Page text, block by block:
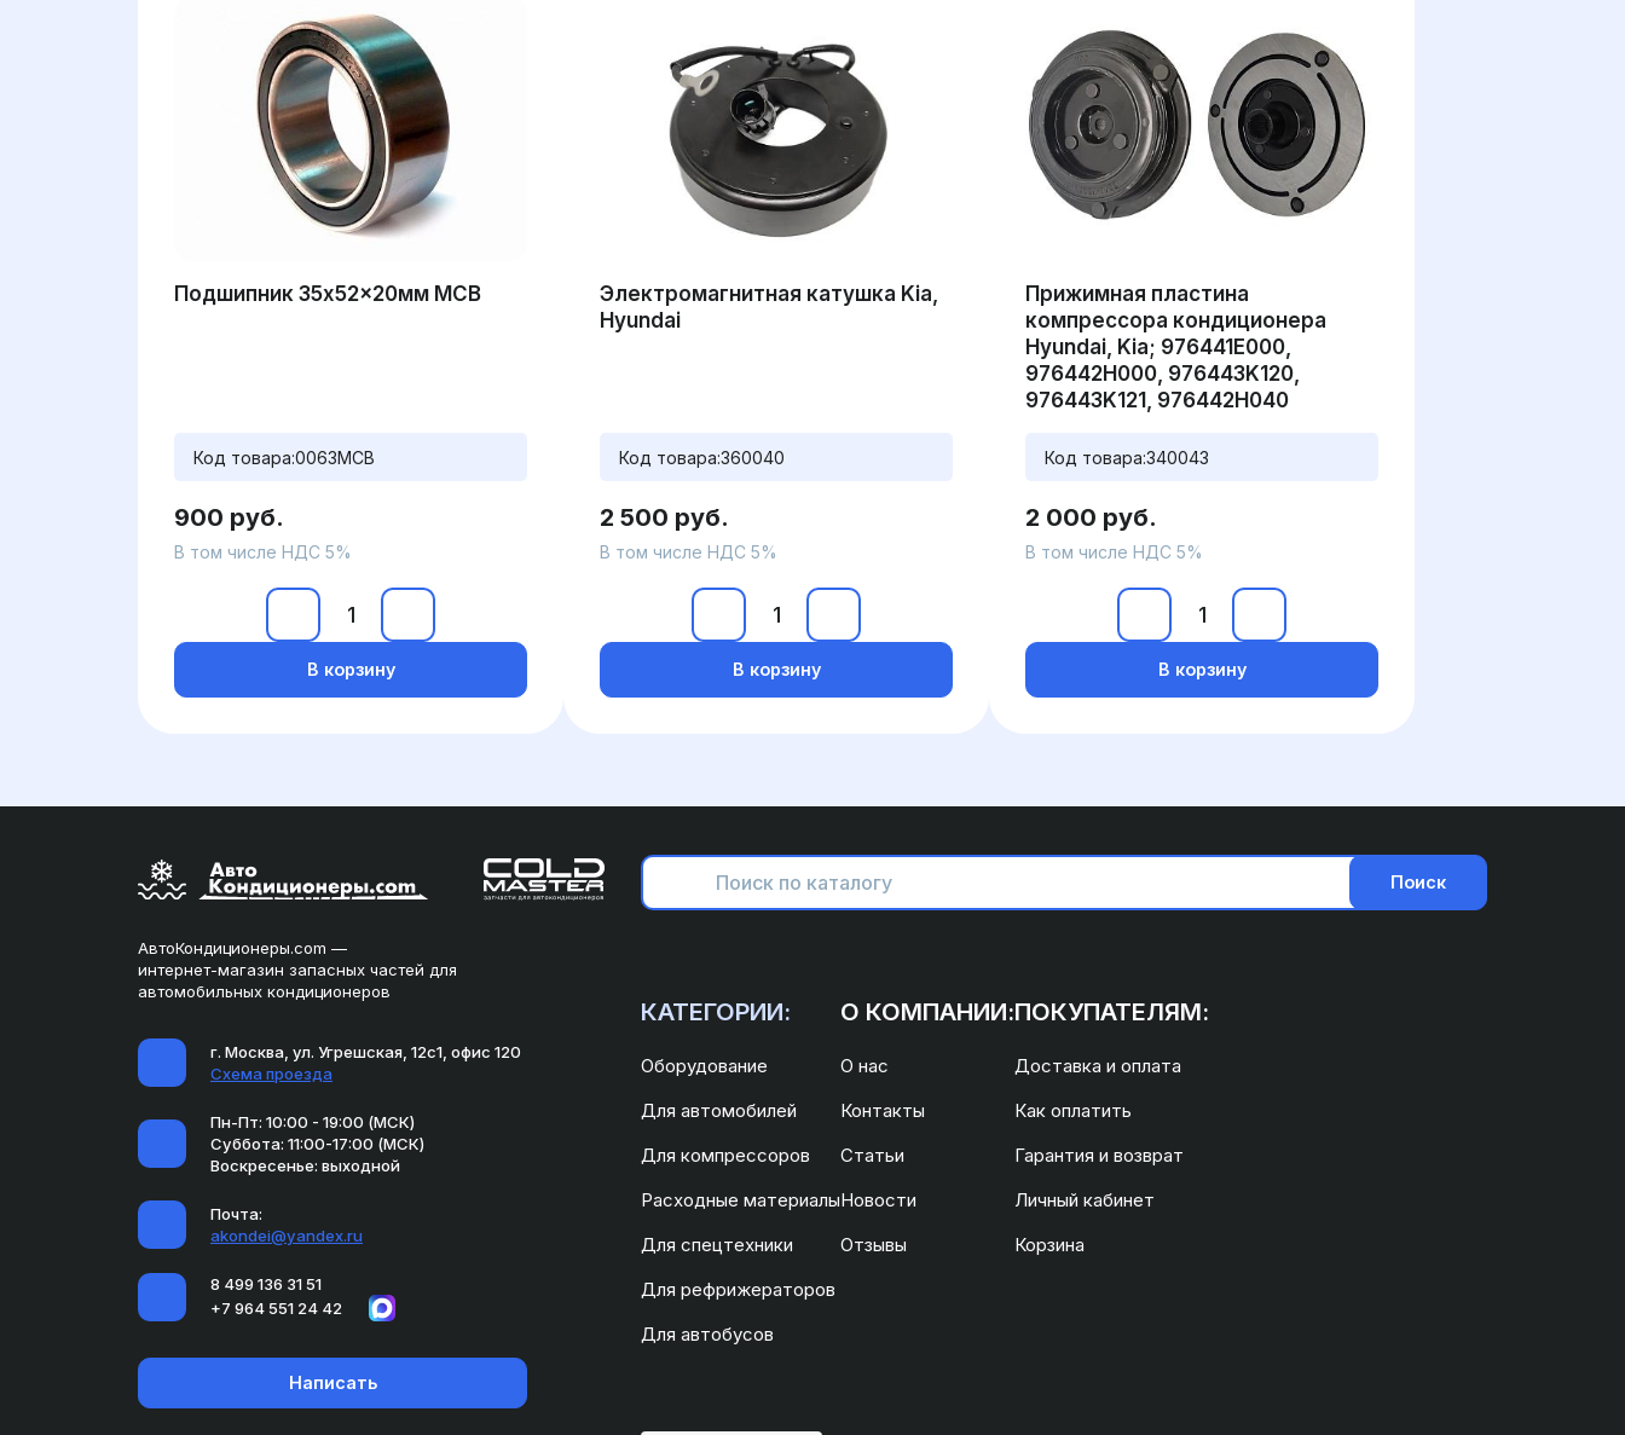
Подшипник 35x52x20мм MCB
Код товара:0063MCB
900 руб.
В том числе НДС 5%
В корзину
Электромагнитная катушка Kia,
Hyundai
Код товара:360040
2 500 руб.
В том числе НДС 5%
В корзину
Прижимная пластина
компрессора кондиционера
Hyundai, Kia; 976441E000,
976442H000, 976443K120,
976443K121, 976442H040
Код товара:340043
2 000 руб.
В том числе НДС 5%
В корзину
АвтоКондиционеры.com —
интернет-магазин запасных частей для
автомобильных кондиционеров
г. Москва, ул. Угрешская, 12с1, офис 120
Схема проезда
Пн-Пт: 10:00 - 19:00 (МСК)
Суббота: 11:00-17:00 (МСК)
Воскресенье: выходной
Почта:
akondei@yandex.ru
8 499 136 31 51
+7 964 551 24 42
Написать
Поиск
КАТЕГОРИИ:
Оборудование
Для автомобилей
Для компрессоров
Расходные материалы
Для спецтехники
Для рефрижераторов
Для автобусов
О КОМПАНИИ:
О нас
Контакты
Статьи
Новости
Отзывы
ПОКУПАТЕЛЯМ:
Доставка и оплата
Как оплатить
Гарантия и возврат
Личный кабинет
Корзина